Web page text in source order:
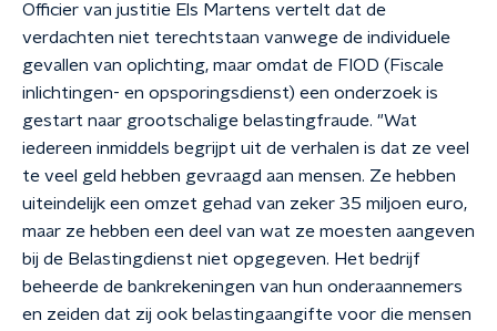
Officier van justitie Els Martens vertelt dat de
verdachten niet terechtstaan vanwege de individuele
gevallen van oplichting, maar omdat de FIOD (Fiscale
inlichtingen- en opsporingsdienst) een onderzoek is
gestart naar grootschalige belastingfraude. "Wat
iedereen inmiddels begrijpt uit de verhalen is dat ze veel
te veel geld hebben gevraagd aan mensen. Ze hebben
uiteindelijk een omzet gehad van zeker 35 miljoen euro,
maar ze hebben een deel van wat ze moesten aangeven
bij de Belastingdienst niet opgegeven. Het bedrijf
beheerde de bankrekeningen van hun onderaannemers
en zeiden dat zij ook belastingaangifte voor die mensen